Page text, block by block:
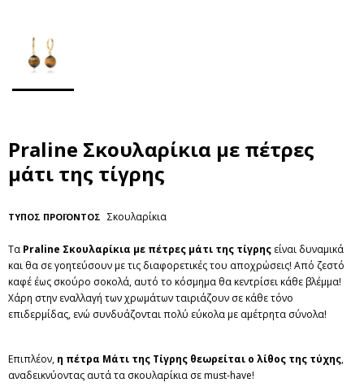
Praline Σκουλαρίκια με πέτρες
μάτι της τίγρης
ΤΥΠΟΣ ΠΡΟΪΟΝΤΟΣ Σκουλαρίκια
Τα Praline Σκουλαρίκια με πέτρες μάτι της τίγρης είναι δυναμικά
και θα σε γοητεύσουν με τις διαφορετικές του αποχρώσεις! Από ζεστό
καφέ έως σκούρο σοκολά, αυτό το κόσμημα θα κεντρίσει κάθε βλέμμα!
Χάρη στην εναλλαγή των χρωμάτων ταιριάζουν σε κάθε τόνο
επιδερμίδας, ενώ συνδυάζονται πολύ εύκολα με αμέτρητα σύνολα!
Επιπλέον, η πέτρα Μάτι της Τίγρης θεωρείται ο λίθος της τύχης,
αναδεικνύοντας αυτά τα σκουλαρίκια σε must-have!